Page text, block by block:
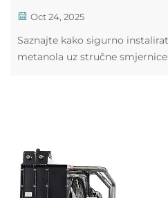
Oct 24, 2025
Saznajte kako sigurno
metanola uz stručne